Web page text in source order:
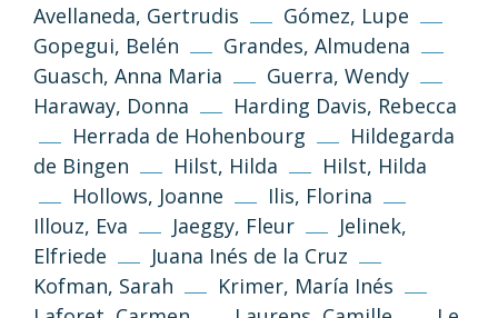
Avellaneda, Gertrudis
Gómez, Lupe
Gopegui, Belén
Grandes, Almudena
Guasch, Anna Maria
Guerra, Wendy
Haraway, Donna
Harding Davis, Rebecca
Herrada de Hohenbourg
Hildegarda
de Bingen
Hilst, Hilda
Hilst, Hilda
Hollows, Joanne
Ilis, Florina
Illouz, Eva
Jaeggy, Fleur
Jelinek,
Elfriede
Juana Inés de la Cruz
Kofman, Sarah
Krimer, María Inés